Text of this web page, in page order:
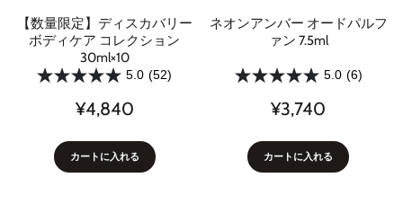
【数量限定】ディスカバリー
ボディケア コレクション
30ml×10
5.0 (52)
¥4,840
カートに入れる
ネオンアンバー オードパルフ
ァン 7.5ml
5.0 (6)
¥3,740
カートに入れる